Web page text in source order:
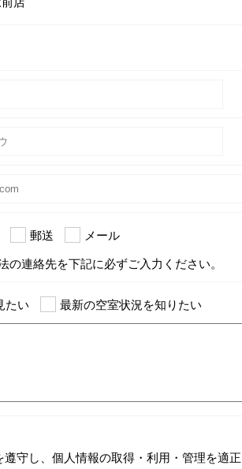
郵送 メール
の連絡先を下記に必ずご入力ください。
たい 最新の空室状況を知りたい
守し、個人情報の取得・利用・管理を適正